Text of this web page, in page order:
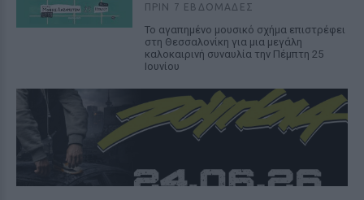
ΠΡΙΝ 7 ΕΒΔΟΜΆΔΕΣ
Το αγαπημένο μουσικό σχήμα επιστρέφει
στη Θεσσαλονίκη για μια μεγάλη
καλοκαιρινή συναυλία την Πέμπτη 25
Ιουνίου